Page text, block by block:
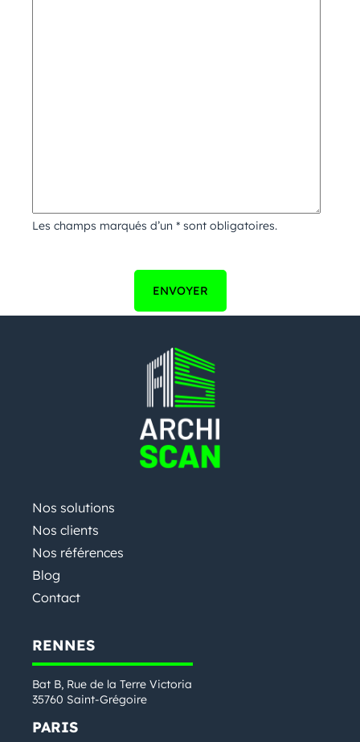
Les champs marqués d’un * sont obligatoires.
Nos solutions
Nos clients
Nos références
Blog
Contact
RENNES
Bat B, Rue de la Terre Victoria
35760 Saint-Grégoire
PARIS